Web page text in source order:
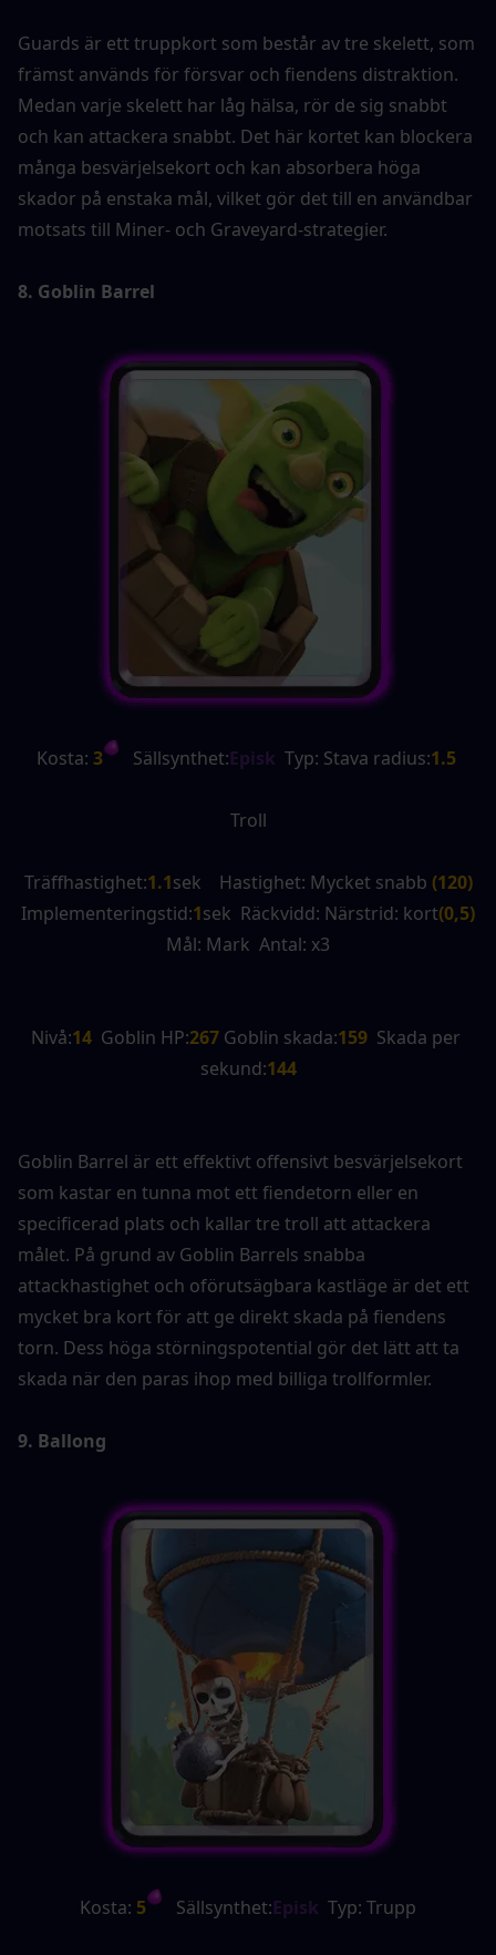
Guards är ett truppkort som består av tre skelett, som
främst används för försvar och fiendens distraktion.
Medan varje skelett har låg hälsa, rör de sig snabbt
och kan attackera snabbt. Det här kortet kan blockera
många besvärjelsekort och kan absorbera höga
skador på enstaka mål, vilket gör det till en användbar
motsats till Miner- och Graveyard-strategier.
8. Goblin Barrel
Kosta: 3 Sällsynthet:Episk Typ: Stava radius:1.5
Troll
Träffhastighet:1.1sek    Hastighet: Mycket snabb (120)
Implementeringstid:1sek  Räckvidd: Närstrid: kort(0,5)
Mål: Mark  Antal: x3
Nivå:14 Goblin HP:267 Goblin skada:159 Skada per
sekund:144
Goblin Barrel är ett effektivt offensivt besvärjelsekort
som kastar en tunna mot ett fiendetorn eller en
specificerad plats och kallar tre troll att attackera
målet. På grund av Goblin Barrels snabba
attackhastighet och oförutsägbara kastläge är det ett
mycket bra kort för att ge direkt skada på fiendens
torn. Dess höga störningspotential gör det lätt att ta
skada när den paras ihop med billiga trollformler.
9. Ballong
Kosta: 5 Sällsynthet:Episk Typ: Trupp